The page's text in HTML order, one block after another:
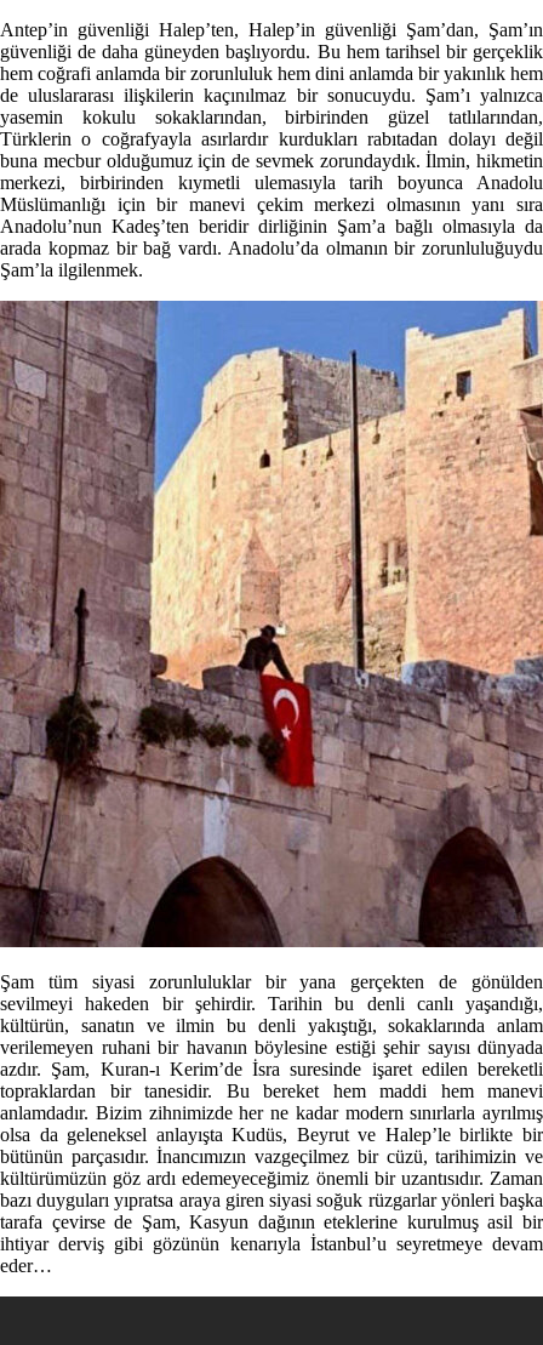
Antep’in güvenliği Halep’ten, Halep’in güvenliği Şam’dan, Şam’ın
güvenliği de daha güneyden başlıyordu. Bu hem tarihsel bir gerçeklik
hem coğrafi anlamda bir zorunluluk hem dini anlamda bir yakınlık hem
de uluslararası ilişkilerin kaçınılmaz bir sonucuydu. Şam’ı yalnızca
yasemin kokulu sokaklarından, birbirinden güzel tatlılarından,
Türklerin o coğrafyayla asırlardır kurdukları rabıtadan dolayı değil
buna mecbur olduğumuz için de sevmek zorundaydık. İlmin, hikmetin
merkezi, birbirinden kıymetli ulemasıyla tarih boyunca Anadolu
Müslümanlığı için bir manevi çekim merkezi olmasının yanı sıra
Anadolu’nun Kadeş’ten beridir dirliğinin Şam’a bağlı olmasıyla da
arada kopmaz bir bağ vardı. Anadolu’da olmanın bir zorunluluğuydu
Şam’la ilgilenmek.
Şam tüm siyasi zorunluluklar bir yana gerçekten de gönülden
sevilmeyi hakeden bir şehirdir. Tarihin bu denli canlı yaşandığı,
kültürün, sanatın ve ilmin bu denli yakıştığı, sokaklarında anlam
verilemeyen ruhani bir havanın böylesine estiği şehir sayısı dünyada
azdır. Şam, Kuran-ı Kerim’de İsra suresinde işaret edilen bereketli
topraklardan bir tanesidir. Bu bereket hem maddi hem manevi
anlamdadır. Bizim zihnimizde her ne kadar modern sınırlarla ayrılmış
olsa da geleneksel anlayışta Kudüs, Beyrut ve Halep’le birlikte bir
bütünün parçasıdır. İnancımızın vazgeçilmez bir cüzü, tarihimizin ve
kültürümüzün göz ardı edemeyeceğimiz önemli bir uzantısıdır. Zaman
bazı duyguları yıpratsa araya giren siyasi soğuk rüzgarlar yönleri başka
tarafa çevirse de Şam, Kasyun dağının eteklerine kurulmuş asil bir
ihtiyar derviş gibi gözünün kenarıyla İstanbul’u seyretmeye devam
eder…